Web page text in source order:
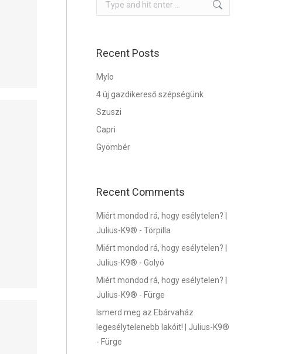
Recent Posts
Mylo
4 új gazdikereső szépségünk
Szuszi
Capri
Gyömbér
Recent Comments
Miért mondod rá, hogy esélytelen? |
Julius-K9® - Törpilla
Miért mondod rá, hogy esélytelen? |
Julius-K9® - Golyó
Miért mondod rá, hogy esélytelen? |
Julius-K9® - Fürge
Ismerd meg az Ebárvaház
legesélytelenebb lakóit! | Julius-K9®
- Fürge